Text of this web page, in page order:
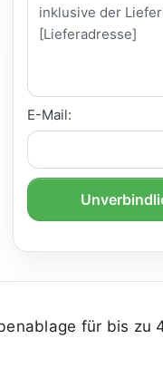
E-Mail:
für bis zu